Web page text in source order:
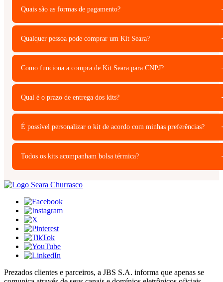
Quais são as formas de pagamento?
Qualquer pessoa pode comprar um Kit Seara?
Como funciona a compra de Kit Seara para CNPJ?
Qual é o prazo de entrega dos kits?
É possível personalizar o kit de acordo com minhas preferências?
Todos os kits acompanham bolsa térmica?
Prezados clientes e parceiros, a JBS S.A. informa que apenas se